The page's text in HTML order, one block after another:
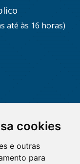
cookies
e outras
para
até às 16 horas)